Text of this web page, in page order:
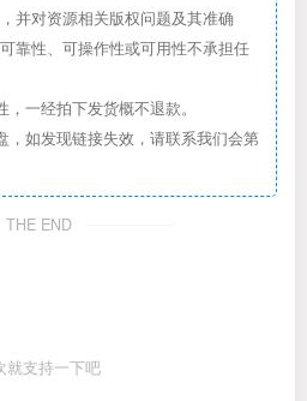
并对资源相关版权问题及其准确
靠性、可操作性或可用性不承担任
一经拍下发货概不退款。
，如发现链接失效，请联系我们会第
THE END
就支持一下吧